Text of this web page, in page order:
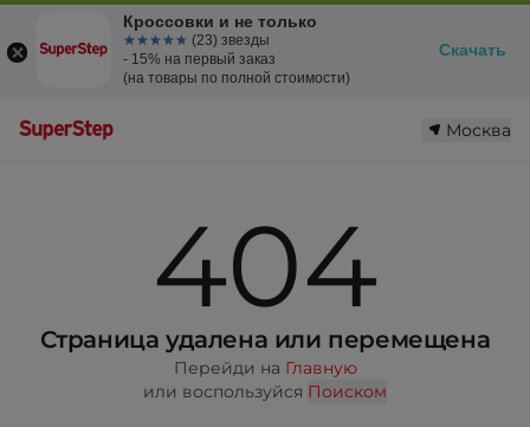
Москва
404
Страница удалена или перемещена
Перейди на Главную
или воспользуйся Поиском
Кроссовки и не только
☆☆☆☆☆
★★★★★ (23) звезды
- 15% на первый заказ
(на товары по полной стоимости)
Скачать